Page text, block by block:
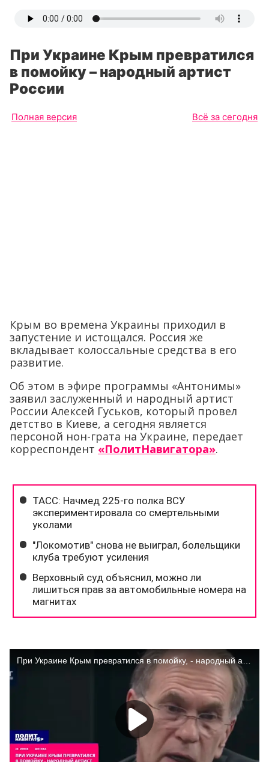
При Украине Крым превратился
в помойку – народный артист
России
Полная версия Всё за сегодня
Крым во времена Украины приходил в
запустение и истощался. Россия же
вкладывает колоссальные средства в его
развитие.
Об этом в эфире программы «Антонимы»
заявил заслуженный и народный артист
России Алексей Гуськов, который провел
детство в Киеве, а сегодня является
персоной нон-грата на Украине, передает
корреспондент «ПолитНавигатора».